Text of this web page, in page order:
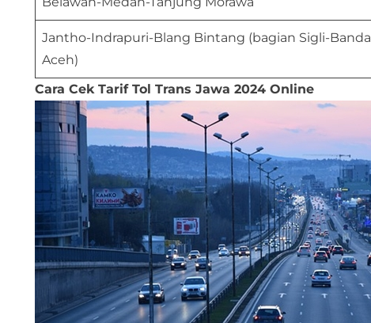
Jantho-Indrapuri-Blang Bintang (bagian Sigli-Banda
Aceh)
Cara Cek Tarif Tol Trans Jawa 2024 Online